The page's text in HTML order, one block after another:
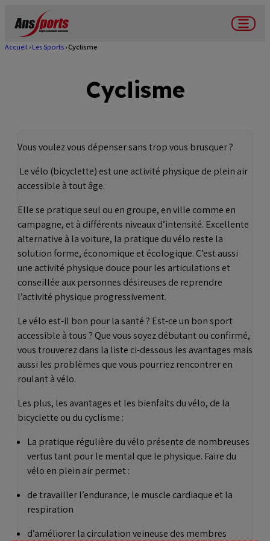
contenu
Menu
Accueil Les Sports Cyclisme
Cyclisme
Vous voulez vous dépenser sans trop vous brusquer ?
Le vélo (bicyclette) est une activité physique de plein air
accessible à tout âge.
Elle se pratique seul ou en groupe, en ville comme en
campagne, et à différents niveaux d’intensité. Excellente
alternative à la voiture, la pratique du vélo reste la
solution forme, économique et écologique. C’est aussi
une activité physique douce pour les articulations et
conseillée aux personnes désireuses de reprendre
l’activité physique progressivement.
Le vélo est-il bon pour la santé ? Est-ce un bon sport
accessible à tous ? Que vous soyez débutant ou confirmé,
vous trouverez dans la liste ci-dessous les avantages mais
aussi les problèmes que vous pourriez rencontrer en
roulant à vélo.
Les plus, les avantages et les bienfaits du vélo, de la
bicyclette ou du cyclisme :
La pratique régulière du vélo présente de nombreuses
vertus tant pour le mental que le physique. Faire du
vélo en plein air permet :
de travailler l’endurance, le muscle cardiaque et la
respiration
d’améliorer la circulation veineuse des membres